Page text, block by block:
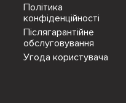
Політика
конфіденційності
Післягарантійне
обслуговування
Угода користувача